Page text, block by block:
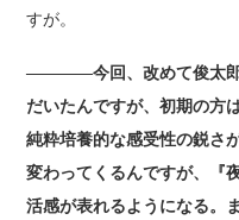
すが。
――――今回、改めて俊太郎
だいたんですが、初期の方
純粋培養的な感受性の鋭さ
変わってくるんですが、『
活感が表れるようになる。